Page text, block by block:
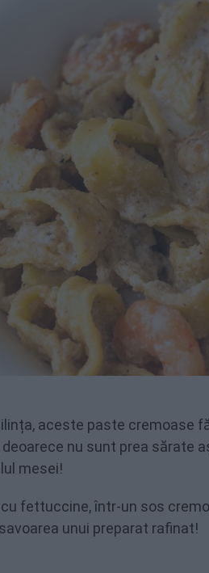
aceste paste cremoase
nu sunt prea sărate
mesei!
fettuccine, într-un sos
unui preparat rafinat!